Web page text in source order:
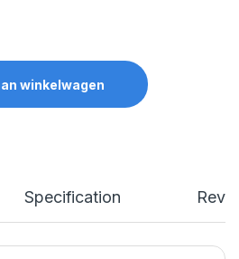
winkelwagen
Specification